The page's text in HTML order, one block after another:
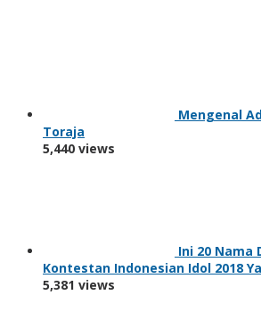
Mengenal
Toraja
5,440 views
Ini 20 Nama
Kontestan Indonesian Idol 2018
5,381 views